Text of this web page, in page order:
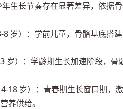
生长节奏存在显著差异，依据
8 岁）：学前儿童，骨骼基底搭
岁）：学龄期生长加速阶段，
18 岁）：青春期生长窗口期，
养供给。